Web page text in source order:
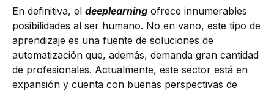
En definitiva, el deeplearning ofrece innumerables
posibilidades al ser humano. No en vano, este tipo de
aprendizaje es una fuente de soluciones de
automatización que, además, demanda gran cantidad
de profesionales. Actualmente, este sector está en
expansión y cuenta con buenas perspectivas de